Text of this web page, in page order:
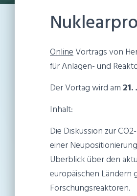
OnlineVortrags von
für Anlagen- und
Der Vortag wird am
Inhalt:
Die Diskussion zur
einer
Überblick über den
europäischen Ländern
Forschungsreaktoren.